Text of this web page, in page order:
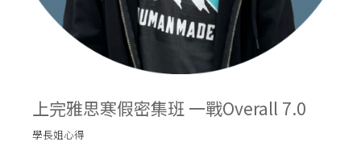
上完雅思寒假密集班 一戰Overall 7.0
學長姐心得